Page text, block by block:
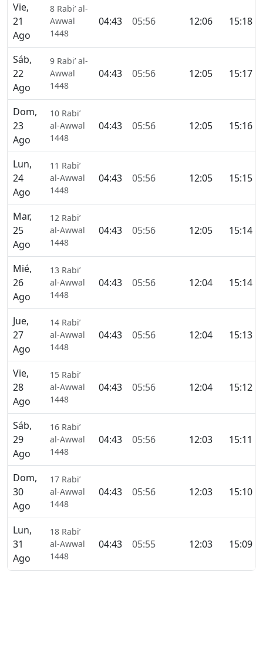
Vie,
21
Ago
8 Rabi’ al-
Awwal
1448
04:43 05:56 12:06 15:18
Sáb,
22
Ago
9 Rabi’ al-
Awwal
1448
04:43 05:56 12:05 15:17
Dom,
23
Ago
10 Rabi’
al-Awwal
1448
04:43 05:56 12:05 15:16
Lun,
24
Ago
11 Rabi’
al-Awwal
1448
04:43 05:56 12:05 15:15
Mar,
25
Ago
12 Rabi’
al-Awwal
1448
04:43 05:56 12:05 15:14
Mié,
26
Ago
13 Rabi’
al-Awwal
1448
04:43 05:56 12:04 15:14
Jue,
27
Ago
14 Rabi’
al-Awwal
1448
04:43 05:56 12:04 15:13
Vie,
28
Ago
15 Rabi’
al-Awwal
1448
04:43 05:56 12:04 15:12
Sáb,
29
Ago
16 Rabi’
al-Awwal
1448
04:43 05:56 12:03 15:11
Dom,
30
Ago
17 Rabi’
al-Awwal
1448
04:43 05:56 12:03 15:10
Lun,
31
Ago
18 Rabi’
al-Awwal
1448
04:43 05:55 12:03 15:09